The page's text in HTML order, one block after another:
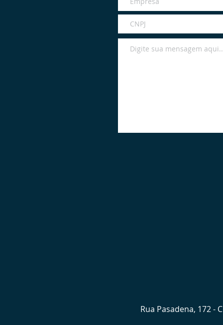
Rua Pasadena, 172 -